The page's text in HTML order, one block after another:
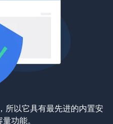
以它具有最先进的内置安
功能。